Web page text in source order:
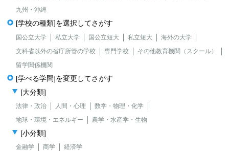
九州・沖縄
[学校の種類]を選択してさがす
国公立大学 私立大学 国公立短大 私立短大
海外の大学
文科省以外の省庁所管の学校
専門学校
その他教育機関（スクール）
留学関係機関
[学べる学問]を変更してさがす
[大分類]
法律・政治 人間・心理
数学・物理・化学
地球・環境・エネルギー
農学・水産学・生物
[小分類]
金融学 商学 経済学